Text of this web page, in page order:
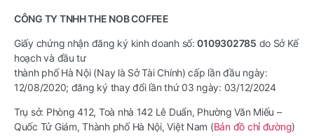
CÔNG TY TNHH THE NOB COFFEE
Giấy chứng nhận đăng ký kinh doanh số:0109302785 do Sở Kế
hoạch và đầu tư
thành phố Hà Nội (Nay là Sở Tài Chính) cấp lần đầu ngày:
12/08/2020; đăng ký thay đổi lần thứ 03 ngày: 03/12/2024
Trụ sở: Phòng 412, Toà nhà 142 Lê Duẩn, Phường Văn Miếu –
Quốc Tử Giám, Thành phố Hà Nội, Việt Nam (Bản đồ chỉ đường)